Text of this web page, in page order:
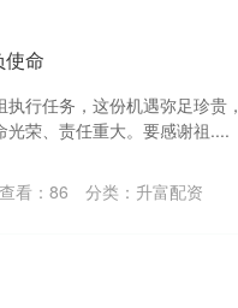
命
行任务，这份机遇弥足珍贵，
荣、责任重大。要感谢祖....
查看：86 分类： 升富配资